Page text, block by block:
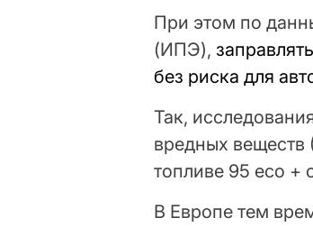
При этом по
(ИПЭ),
без риска для
Так,
вредных веществ
топливе 95 есо +
В Европе тем